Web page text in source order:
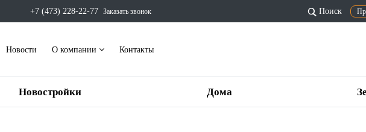
+7 (473) 228-22-77 Заказать звонок Поиск
Новости О компании Контакты
Новостройки Дома